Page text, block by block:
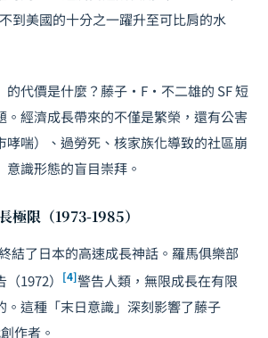
到美國的十分之一躍升至可比肩的水
的代價是什麼？藤子·F·不二雄的 SF 短
。經濟成長帶來的不僅是繁榮，還有公害
哮喘）、過勞死、核家族化導致的社區崩
識形態的盲目崇拜。
極限（1973-1985）
結了日本的高速成長神話。羅馬俱樂部
1972）
[4]警告人類，無限成長在有限
。這種「末日意識」深刻影響了藤子
作者。